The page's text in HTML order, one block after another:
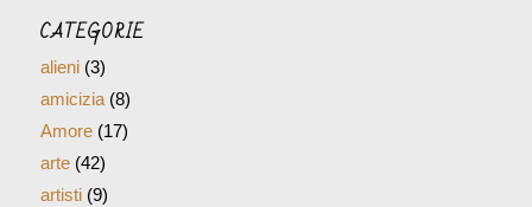
CATEGORIE
alieni(3)
amicizia(8)
Amore(17)
arte(42)
artisti(9)